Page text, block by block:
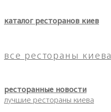
каталог ресторанов киев
все рестораны киева
ресторанные новости
лучшие рестораны киева